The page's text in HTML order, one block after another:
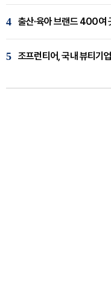
4 출산·육아 브랜드 400여
5 조프런티어, 국내 뷰티기